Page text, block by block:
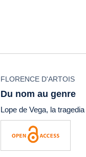
FLORENCE D'ARTOIS
Du nom au genre
Lope de Vega, latragedia